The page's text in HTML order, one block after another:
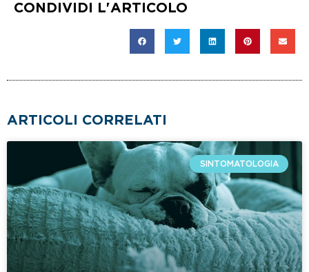
CONDIVIDI L'ARTICOLO
ARTICOLI CORRELATI
SINTOMATOLOGIA